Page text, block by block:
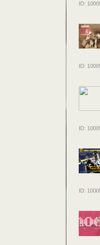
ID:
ID:
ID:
ID: